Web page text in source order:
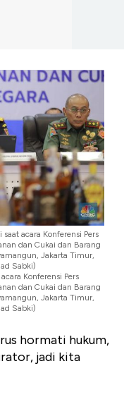
acara Konferensi Pers
dan Cukai dan Barang
Jakarta Timur,
Sabki)
Konferensi Pers
dan Cukai dan Barang
Jakarta Timur,
Sabki)
hormati hukum,
jadi kita